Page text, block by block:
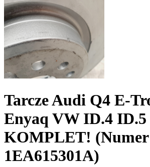
Tarcze Audi Q4 E-
Enyaq VW ID.4 ID.5
KOMPLET! (Numer
1EA615301A)